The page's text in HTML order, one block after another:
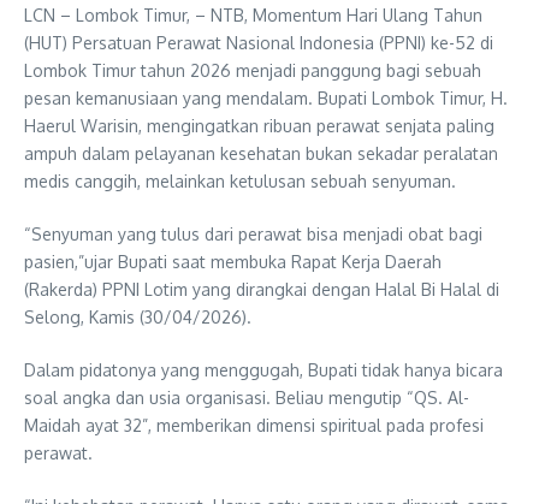
LCN – Lombok Timur, – NTB, Momentum Hari Ulang Tahun
(HUT) Persatuan Perawat Nasional Indonesia (PPNI) ke-52 di
Lombok Timur tahun 2026 menjadi panggung bagi sebuah
pesan kemanusiaan yang mendalam. Bupati Lombok Timur, H.
Haerul Warisin, mengingatkan ribuan perawat senjata paling
ampuh dalam pelayanan kesehatan bukan sekadar peralatan
medis canggih, melainkan ketulusan sebuah senyuman.
“Senyuman yang tulus dari perawat bisa menjadi obat bagi
pasien,”ujar Bupati saat membuka Rapat Kerja Daerah
(Rakerda) PPNI Lotim yang dirangkai dengan Halal Bi Halal di
Selong, Kamis (30/04/2026).
Dalam pidatonya yang menggugah, Bupati tidak hanya bicara
soal angka dan usia organisasi. Beliau mengutip “QS. Al-
Maidah ayat 32”, memberikan dimensi spiritual pada profesi
perawat.